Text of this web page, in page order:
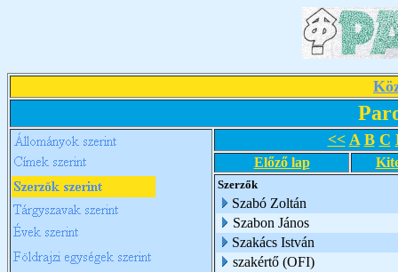
<< A B C
Előző lap
Szerzők
Szabó Zoltán
Szabon János
Szakács István
szakértő (OFI)